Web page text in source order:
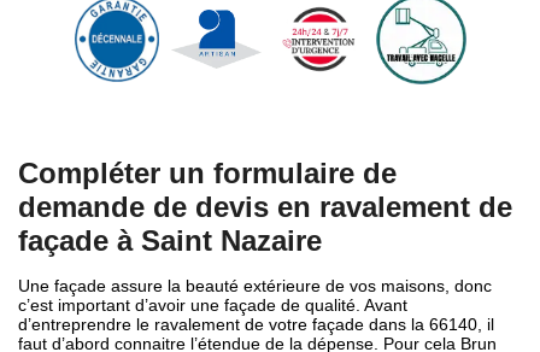
Compléter un formulaire de
demande de devis en ravalement de
façade à Saint Nazaire
Une façade assure la beauté extérieure de vos maisons, donc
c’est important d’avoir une façade de qualité. Avant
d’entreprendre le ravalement de votre façade dans la 66140, il
faut d’abord connaitre l’étendue de la dépense. Pour cela Brun